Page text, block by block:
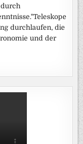
durchlaufen, die
und der